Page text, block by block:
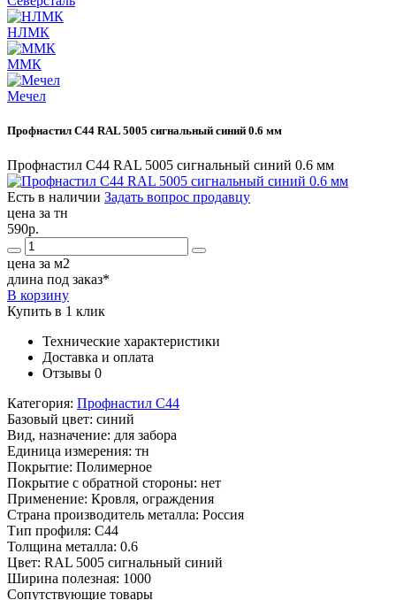
НЛМК
ММК
Мечел
Профнастил С44 RAL 5005 сигнальный синий 0.6 мм
Профнастил С44 RAL 5005 сигнальный синий 0.6 мм
Есть в наличии Задать вопрос продавцу
цена за тн
590р.
цена за м2
длина под заказ*
В корзину
Купить в 1 клик
Технические характеристики
Доставка и оплата
Отзывы 0
Категория: Профнастил С44
Базовый цвет: синий
Вид, назначение: для забора
Единица измерения: тн
Покрытие: Полимерное
Покрытие с обратной стороны: нет
Применение: Кровля, ограждения
Страна производитель металла: Россия
Тип профиля: С44
Толщина металла: 0.6
Цвет: RAL 5005 сигнальный синий
Ширина полезная: 1000
Сопутствующие товары